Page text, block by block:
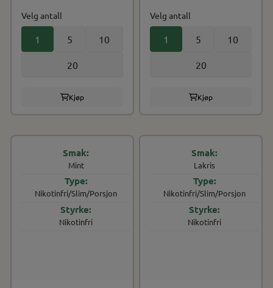
Velg antall
1 5 10
20
Kjøp
Velg antall
1 5 10
20
Kjøp
Mint
Nikotinfri/Slim/Porsjon
Nikotinfri
Lakris
Nikotinfri/Slim/Porsjon
Nikotinfri